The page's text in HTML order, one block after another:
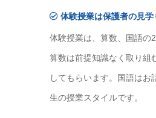
体験授業は保護者の見学
体験授業は、算数、国語の
算数は前提知識なく取り組
してもらいます。国語は
生の授業スタイルです。